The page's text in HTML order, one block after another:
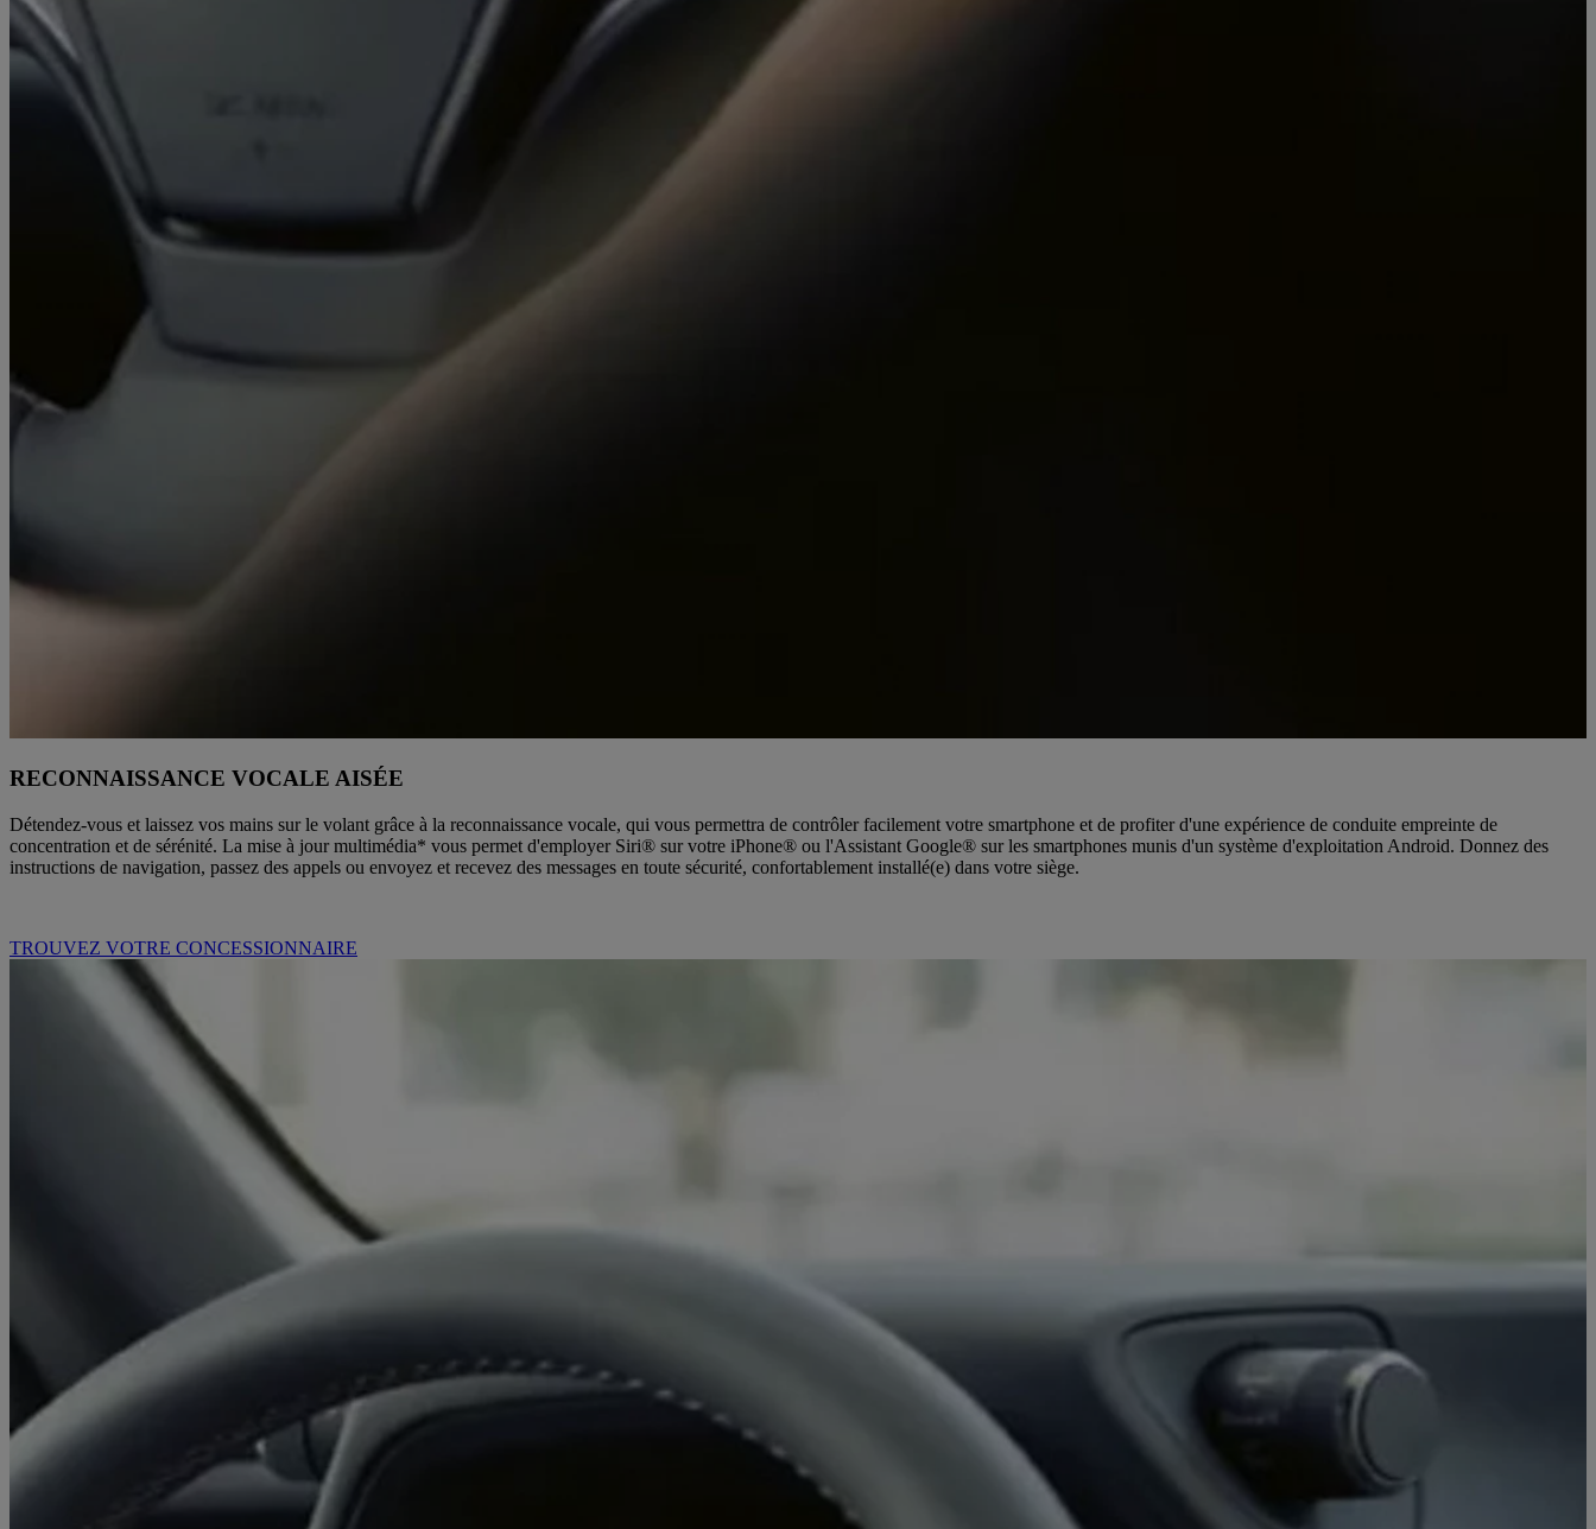
RECONNAISSANCE VOCALE AISÉE
Détendez-vous et laissez vos mains sur le volant grâce à la reconnaissance vocale, qui vous permettra de contrôler facilement votre smartphone et de profiter d'une expérience de conduite empreinte de
concentration et de sérénité. La mise à jour multimédia* vous permet d'employer Siri® sur votre iPhone® ou l'Assistant Google® sur les smartphones munis d'un système d'exploitation Android. Donnez des
instructions de navigation, passez des appels ou envoyez et recevez des messages en toute sécurité, confortablement installé(e) dans votre siège.
TROUVEZ VOTRE CONCESSIONNAIRE